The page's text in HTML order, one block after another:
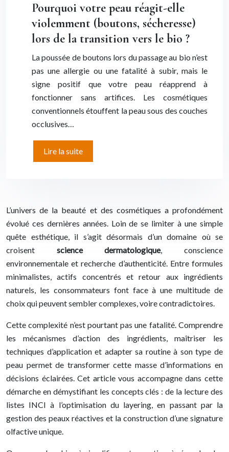
Pourquoi votre peau réagit-elle
violemment (boutons, sécheresse)
lors de la transition vers le bio ?
La poussée de boutons lors du passage au bio n’est
pas une allergie ou une fatalité à subir, mais le
signe positif que votre peau réapprend à
fonctionner sans artifices. Les cosmétiques
conventionnels étouffent la peau sous des couches
occlusives…
Lire la suite
L’univers de la beauté et des cosmétiques a profondément
évolué ces dernières années. Loin de se limiter à une simple
quête esthétique, il s’agit désormais d’un domaine où se
croisent science dermatologique, conscience
environnementale et recherche d’authenticité. Entre formules
minimalistes, actifs concentrés et retour aux ingrédients
naturels, les consommateurs font face à une multitude de
choix qui peuvent sembler complexes, voire contradictoires.
Cette complexité n’est pourtant pas une fatalité. Comprendre
les mécanismes d’action des ingrédients, maîtriser les
techniques d’application et adapter sa routine à son type de
peau permet de transformer cette masse d’informations en
décisions éclairées. Cet article vous accompagne dans cette
démarche en démystifiant les concepts clés : de la lecture des
listes INCI à l’optimisation du layering, en passant par la
gestion des peaux réactives et la construction d’une signature
olfactive unique.